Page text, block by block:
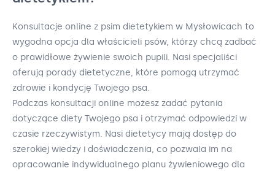
Konsultacje online z psim dietetykiem w Mysłowicach to
wygodna opcja dla właścicieli psów, którzy chcą zadbać
o prawidłowe żywienie swoich pupili. Nasi specjaliści
oferują porady dietetyczne, które pomogą utrzymać
zdrowie i kondycję Twojego psa.
Podczas konsultacji online możesz zadać pytania
dotyczące diety Twojego psa i otrzymać odpowiedzi w
czasie rzeczywistym. Nasi dietetycy mają dostęp do
szerokiej wiedzy i doświadczenia, co pozwala im na
opracowanie indywidualnego planu żywieniowego dla